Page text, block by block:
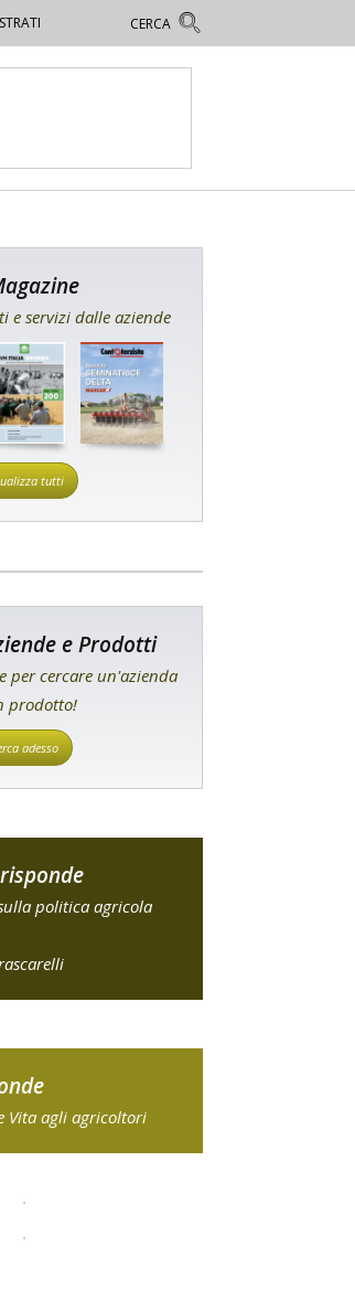
e servizi dalle aziende
tutti
e Prodotti
per cercare un'azienda
prodotto!
adesso
politica agricola
Vita agli agricoltori